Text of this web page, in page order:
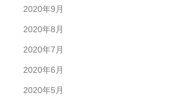
2020年9月
2020年8月
2020年7月
2020年6月
2020年5月